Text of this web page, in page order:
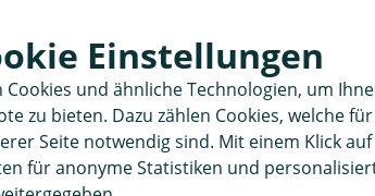
von unten gesteckt
geeignet
Gewicht
Einstellungen
Cookies und ähnliche Technologien, um
zu bieten. Dazu zählen Cookies, welche
Seite notwendig sind. Mit einem Klick
für anonyme Statistiken und